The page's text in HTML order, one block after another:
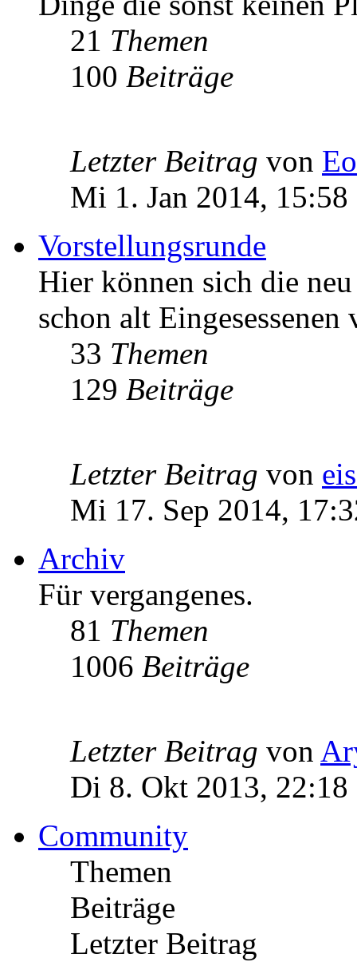
21 Themen
100 Beiträge
Letzter Beitrag von
Mi 1. Jan 2014, 15:58
Vorstellungsrunde
Hier können sich die
schon alt Eingesessenen
33 Themen
129 Beiträge
Letzter Beitrag von
Mi 17. Sep 2014,
Archiv
Für vergangenes.
81 Themen
1006 Beiträge
Letzter Beitrag von
Di 8. Okt 2013, 22:18
Community
Themen
Beiträge
Letzter Beitrag